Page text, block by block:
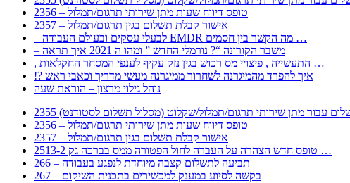
2356 – טופס דיווח שעות מתן שירותי תרגום/תמלול
2357 – אישור קבלת תשלום בגין תרגום/תמלול
– לבעלי עסקים ובעולם העבודה EMDR מה הקשר בין חסמים …
– משבר הקורונה “? נורמלי החדש ” ומהו ה 2021 איך תראה
, התעשייה , פיצויי מס רכוש בגין נזק עקיף לענפי המסחר החקלאות …
!? איך להפרד מהמיגרנה לשחרור ממיגרנה מעשי מדריך וכאבי ראש
נוהל גילוי מרצון – הוראת שעה
לתשלום עבור מתן שירותי תרגום/תמלול/שקלוט (מסלול תשלום לסטודנט)
2356 – טופס דיווח שעות מתן שירותי תרגום/תמלול
2357 – אישור קבלת תשלום בגין תרגום/תמלול
2513-2 טופס חדש הצהרה על העברה לחול הפטורה ממס בברכה גק …
266 – תביעה לתשלום קצבה מיוחדת לנפגע בעבודה
267 – בקשה לסיוע במענק למכשירים בתכנית השיקום